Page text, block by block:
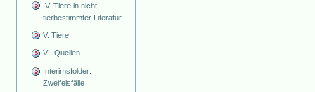
IV. Tiere in nicht-
tierbestimmter Literatur
V. Tiere
VI. Quellen
Interimsfolder:
Zweifelsfälle